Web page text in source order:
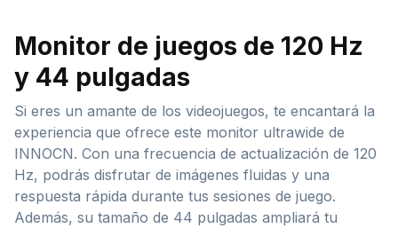
Monitor de juegos de 120 Hz
y 44 pulgadas
Si eres un amante de los videojuegos, te encantará la
experiencia que ofrece este monitor ultrawide de
INNOCN. Con una frecuencia de actualización de 120
Hz, podrás disfrutar de imágenes fluidas y una
respuesta rápida durante tus sesiones de juego.
Además, su tamaño de 44 pulgadas ampliará tu